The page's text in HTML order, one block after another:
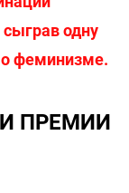
одну
о феминизме.
ПРЕМИИ